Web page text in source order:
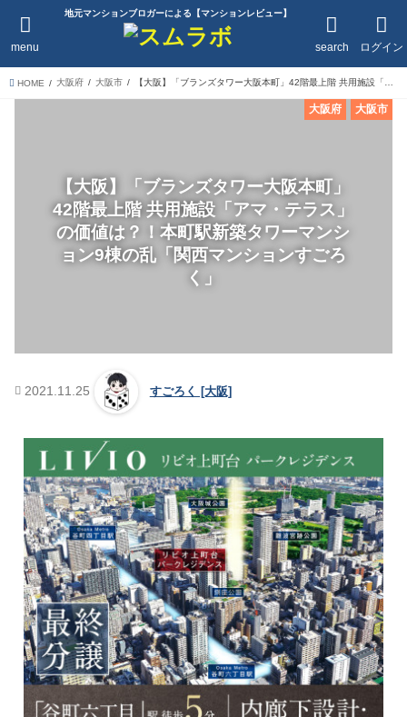
地元マンションブロガーによる【マンションレビュー】
ログイン
search
menu
HOME 大阪府 大阪市
【大阪】「ブランズタワー大阪本町」
42階最上階 共用施設「アマ・テラス」
の価値は？！本町駅新築タワーマンシ
ョン9棟の乱「関西マンションすごろ
く」
大阪市
大阪府
2021.11.25 すごろく [大阪]